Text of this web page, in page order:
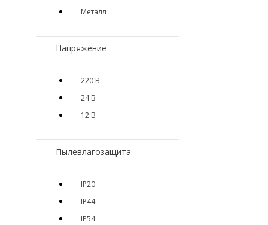
Металл
Напряжение
220 В
24 В
12 В
Пылевлагозащита
IP20
IP44
IP54